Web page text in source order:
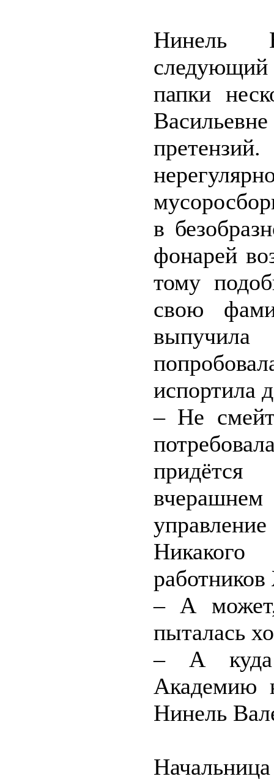
Нинель
папки
в
фонарей
тому
свою
выпучила
испортила
– Не
Никакого
– А
пыталась
– А куда
Академию
Нинель